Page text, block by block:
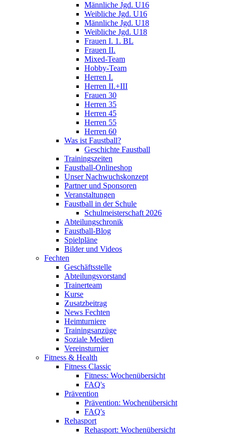
Männliche Jgd. U16
Weibliche Jgd. U16
Männliche Jgd. U18
Weibliche Jgd. U18
Frauen I. 1. BL
Frauen II.
Mixed-Team
Hobby-Team
Herren I.
Herren II.+III
Frauen 30
Herren 35
Herren 45
Herren 55
Herren 60
Was ist Faustball?
Geschichte Faustball
Trainingszeiten
Faustball-Onlineshop
Unser Nachwuchskonzept
Partner und Sponsoren
Veranstaltungen
Faustball in der Schule
Schulmeisterschaft 2026
Abteilungschronik
Faustball-Blog
Spielpläne
Bilder und Videos
Fechten
Geschäftsstelle
Abteilungsvorstand
Trainerteam
Kurse
Zusatzbeitrag
News Fechten
Heimturniere
Trainingsanzüge
Soziale Medien
Vereinsturnier
Fitness & Health
Fitness Classic
Fitness: Wochenübersicht
FAQ's
Prävention
Prävention: Wochenübersicht
FAQ's
Rehasport
Rehasport: Wochenübersicht